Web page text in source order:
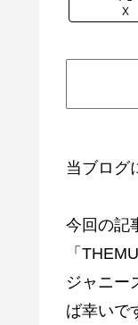
X
当ブログ
今回の記
「
ジャニー
ば幸いで